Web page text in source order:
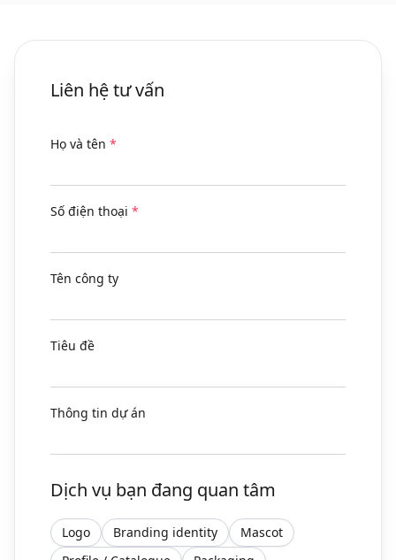
Liên hệ tư vấn
Họ và tên *
Số điện thoại *
Tên công ty
Tiêu đề
Thông tin dự án
Dịch vụ bạn đang quan tâm
Logo Branding identity
Mascot